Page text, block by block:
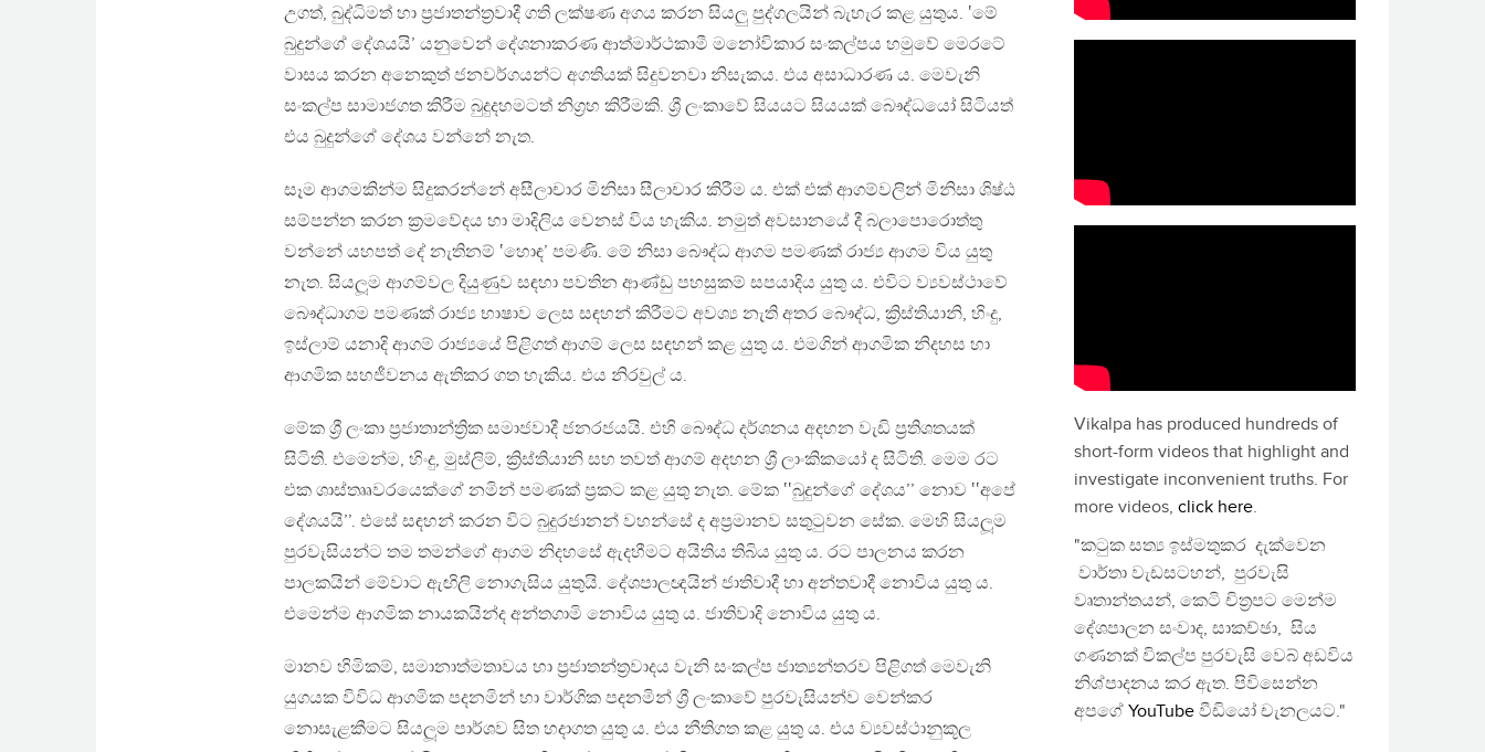
උගත්, බුද්ධිමත් හා ප්‍රජාතන්ත්‍රවාදී ගති ලක්ෂණ අගය කරන සියලු පුද්ගලයින් බැහැර කළ යුතුය. ‛මේ
බුදුන්ගේ දේශයයි’ යනුවෙන් දේශනාකරණ ආත්මාර්ථකාමී මනෝවිකාර සංකල්පය හමුවේ මෙරටේ
වාසය කරන අනෙකුත් ජනවර්ගයන්ට අගතියක් සිදුවනවා නිසැකය. එය අසාධාරණ ය. මෙවැනි
සංකල්ප සාමාජගත කිරීම බුදුදහමටත් නිග්‍රහ කිරීමකි. ශ්‍රී ලංකාවේ සියයට සියයක් බෞද්ධයෝ සිටියත්
එය බුදුන්ගේ දේශය වන්නේ නැත.
සෑම ආගමකින්ම සිදුකරන්නේ අසීලාචාර මිනිසා සීලාචාර කිරීම ය. එක් එක් ආගම්වලින් මිනිසා ශිෂ්ඨ
සම්පන්න කරන ක්‍රමවේදය හා මාදිලිය වෙනස් විය හැකිය. නමුත් අවසානයේ දී බලාපොරොත්තු
වන්නේ යහපත් දේ නැතිනම් ‛හොඳ’ පමණි. මේ නිසා බෞද්ධ ආගම පමණක් රාජ්‍ය ආගම විය යුතු
නැත. සියලූම ආගම්වල දියුණුව සඳහා පවතින ආණ්ඩු පහසුකම් සපයාදිය යුතු ය. එවිට ව්‍යවස්ථාවේ
බෞද්ධාගම පමණක් රාජ්‍ය භාෂාව ලෙස සඳහන් කිරීමට අවශ්‍ය නැති අතර බෞද්ධ, ක්‍රිස්තියානි, හිංදු,
ඉස්ලාම් යනාදි ආගම් රාජ්‍යයේ පිළිගත් ආගම් ලෙස සඳහන් කළ යුතු ය. එමගින් ආගමික නිදහස හා
ආගමික සහජීවනය ඇතිකර ගත හැකිය. එය නිරවුල් ය.
මේක ශ්‍රී ලංකා ප්‍රජාතාන්ත්‍රික සමාජවාදී ජනරජයයි. එහි බෞද්ධ දර්ශනය අදහන වැඩි ප්‍රතිශතයක්
සිටිති. එමෙන්ම, හිංදු, මුස්ලිම්, ක්‍රිස්තියානි සහ තවත් ආගම් අදහන ශ්‍රී ලාංකිකයෝ ද සිටිති. මෙම රට
එක ශාස්තෲවරයෙක්ගේ නමින් පමණක් ප්‍රකට කළ යුතු නැත. මේක ‛‛බුදුන්ගේ දේශය’’ නොව ‛‛අපේ
දේශයයි’’. එසේ සඳහන් කරන විට බුදුරජානන් වහන්සේ ද අප්‍රමානව සතුටුවන සේක. මෙහි සියලූම
පුරවැසියන්ට තම තමන්ගේ ආගම නිදහසේ ඇදහීමට අයිතිය තිබිය යුතු ය. රට පාලනය කරන
පාලකයින් මේවාට ඇඟිලි නොගැසිය යුතුයි. දේශපාලඥයින් ජාතිවාදී හා අන්තවාදී නොවිය යුතු ය.
එමෙන්ම ආගමික නායකයින්ද අන්තගාමි නොවිය යුතු ය. ජාතිවාදි නොවිය යුතු ය.
මානව හිමිකම්, සමානාත්මතාවය හා ප්‍රජාතන්ත්‍රවාදය වැනි සංකල්ප ජාත්‍යන්තරව පිළිගත් මෙවැනි
යුගයක විවිධ ආගමික පදනමින් හා වාර්ගික පදනමින් ශ්‍රී ලංකාවේ පුරවැසියන්ව වෙන්කර
නොසැළකීමට සියලූම පාර්ශව සිත හදාගත යුතු ය. එය නීතිගත කළ යුතු ය. එය ව්‍යවස්ථානුකූල
Vikalpa has produced hundreds of
short-form videos that highlight and
investigate inconvenient truths. For
more videos, click here.
"කටුක සත්‍ය ඉස්මතුකර දැක්වෙන
වාර්තා වැඩසටහන්, පුරවැසි
වෘතාන්තයන්, කෙටි චිත්‍රපට මෙන්ම
දේශපාලන සංවාද, සාකච්ඡා, සිය
ගණනක් විකල්ප පුරවැසි වෙබ් අඩවිය
නිශ්පාදනය කර ඇත. පිවිසෙන්න
අපගේ YouTube වීඩියෝ චැනලයට."